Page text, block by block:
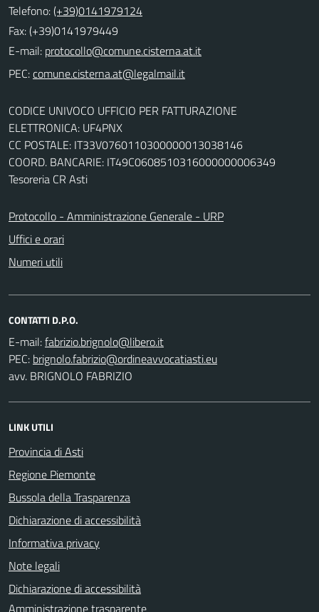
Telefono:(+39)0141979124
Fax: (+39)0141979449
E-mail:
PEC:
CODICE UNIVOCO UFFICIO PER FATTURAZIONE
ELETTRONICA: UF4PNX
CC POSTALE: IT33V0760110300000013038146
COORD. BANCARIE: IT49C0608510316000000006349
Tesoreria CR Asti
Protocollo - Amministrazione Generale - URP
Uffici e orari
Numeri utili
CONTATTI D.P.O.
E-mail:
PEC:
avv. BRIGNOLO FABRIZIO
LINK UTILI
Provincia di Asti
Regione Piemonte
Bussola della Trasparenza
Dichiarazione di accessibilità
Informativa privacy
Note legali
Dichiarazione di accessibilità
Amministrazione trasparente